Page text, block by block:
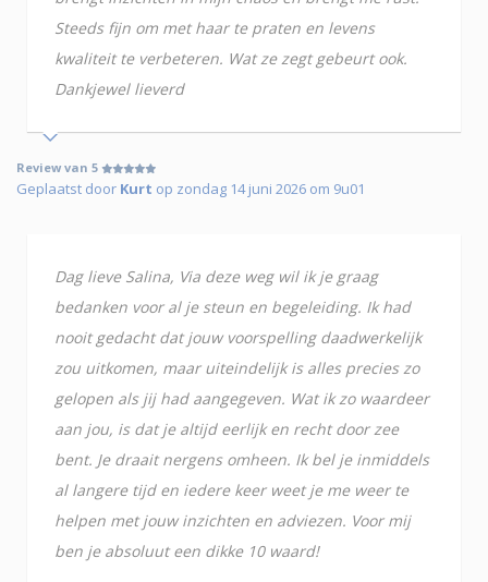
Steeds fijn om met haar te praten en levens
kwaliteit te verbeteren. Wat ze zegt gebeurt ook.
Dankjewel lieverd
Review van 5
Geplaatst door Kurt op zondag 14 juni 2026 om 9u01
Dag lieve Salina, Via deze weg wil ik je graag
bedanken voor al je steun en begeleiding. Ik had
nooit gedacht dat jouw voorspelling daadwerkelijk
zou uitkomen, maar uiteindelijk is alles precies zo
gelopen als jij had aangegeven. Wat ik zo waardeer
aan jou, is dat je altijd eerlijk en recht door zee
bent. Je draait nergens omheen. Ik bel je inmiddels
al langere tijd en iedere keer weet je me weer te
helpen met jouw inzichten en adviezen. Voor mij
ben je absoluut een dikke 10 waard!